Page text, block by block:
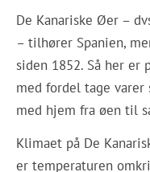
De Kanariske Øer –
– tilhører Spanien,
siden 1852. Så her er
med fordel tage
med hjem fra øen til
Klimaet på De
er temperaturen